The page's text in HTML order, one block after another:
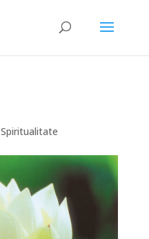
Spiritualitate